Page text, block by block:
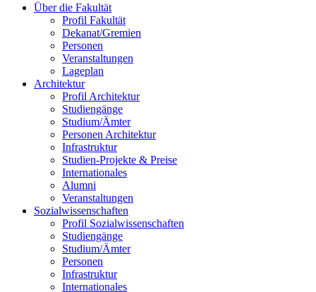
Über die Fakultät
Profil Fakultät
Dekanat/Gremien
Personen
Veranstaltungen
Lageplan
Architektur
Profil Architektur
Studiengänge
Studium/Ämter
Personen Architektur
Infrastruktur
Studien-Projekte & Preise
Internationales
Alumni
Veranstaltungen
Sozialwissenschaften
Profil Sozialwissenschaften
Studiengänge
Studium/Ämter
Personen
Infrastruktur
Internationales